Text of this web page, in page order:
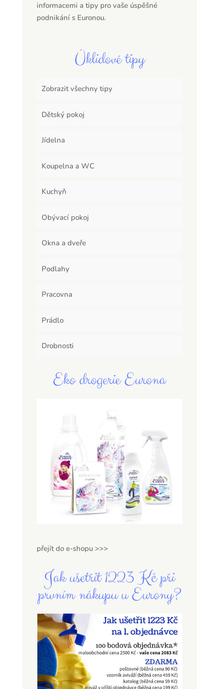
informacemi a tipy pro vaše úspěšné
podnikání s Euronou.
Úklidové tipy
Zobrazit všechny tipy
Dětský pokoj
Jídelna
Koupelna a WC
Kuchyň
Obývací pokoj
Okna a dveře
Podlahy
Pracovna
Prádlo
Drobnosti
Eko drogerie Eurona
přejít do e-shopu >>>
Jak ušetřit 1223 Kč při
prvním nákupu u Eurony?